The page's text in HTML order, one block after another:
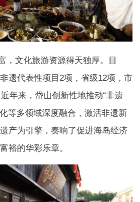
文化旅游资源得天独厚。目
遗代表性项目2项，省级12项，市
年来，岱山创新性地推动“非遗
等多领域深度融合，激活非遗新
产为引擎，奏响了促进海岛经济
裕的华彩乐章。